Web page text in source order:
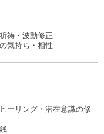
祷・波動修正
気持ち・相性
ーリング・潜在意識の修